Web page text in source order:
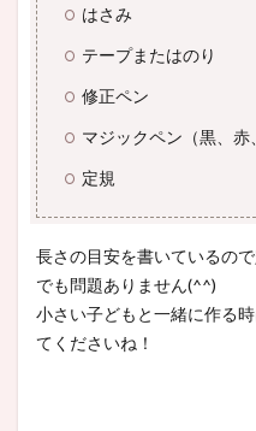
はさみ
テープまたはのり
修正ペン
マジックペン（黒、赤
定規
長さの目安を書いているの
でも問題ありません(^^)
小さい子どもと一緒に作る
てくださいね！